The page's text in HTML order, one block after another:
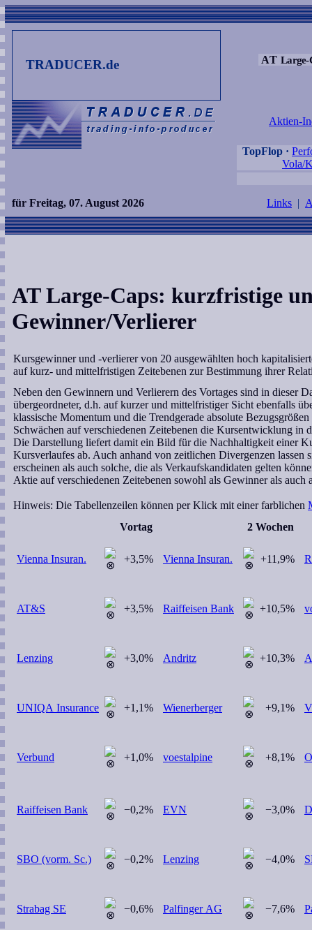
TRADUCER.de AT Large-
Aktien-
TopFlop ·
Vola/
für Freitag, 07. August 2026 Links |
AT Large-Caps: kurzfristige
Gewinner/Verlierer
Kursgewinner und -verlierer von 20 ausgewählten hoch
auf kurz- und mittelfristigen Zeitebenen zur Bestimmung ihrer
Neben den Gewinnern und Verlierern des Vortages sind in dieser
übergeordneter, d.h. auf kurzer und mittelfristiger Sicht ebenfalls
klassische Momentum und die Trendgerade absolute
Schwächen auf verschiedenen Zeitebenen die Kursentwicklung in
Die Darstellung liefert damit ein Bild für die Nachhaltigkeit einer
Kursverlaufes ab. Auch anhand von zeitlichen Divergenzen
erscheinen als auch solche, die als Verkaufskandidaten gelten
Aktie auf verschiedenen Zeitebenen sowohl als Gewinner als auch
Hinweis: Die Tabellenzeilen können per Klick mit einer farblichen
Vortag
Vienna Insuran. +3,5%
AT&S +3,5%
Lenzing +3,0%
UNIQA Insurance +1,1%
Verbund +1,0%
Raiffeisen Bank −0,2%
SBO (vorm. Sc.) −0,2%
Strabag SE −0,6%
2 Wochen
Vienna Insuran. +11,9%
Raiffeisen Bank +10,5%
Andritz +10,3%
Wienerberger +9,1%
voestalpine +8,1%
EVN −3,0%
Lenzing −4,0%
Palfinger AG −7,6%